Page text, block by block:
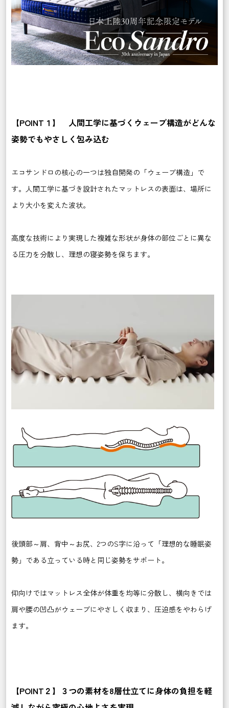
【POINT１】
人間工学に基づくウェーブ構造がどんな
姿勢でもやさしく包み込む
エコサンドロの核心の一つは独自開発の「ウェーブ構造」で
す。人間工学に基づき設計されたマットレスの表面は、場所に
より大小を変えた波状。
高度な技術により実現した複雑な形状が身体の部位ごとに異な
る圧力を分散し、理想の寝姿勢を保ちます。
後頭部～肩、背中～お尻、2つのS字に沿って「理想的な睡眠姿
勢」である立っている時と同じ姿勢をサポート。
仰向けではマットレス全体が体重を均等に分散し、横向きでは
肩や腰の凹凸がウェーブにやさしく収まり、圧迫感をやわらげ
ます。
【POINT２】３つの素材を8層仕立てに身体の負担を軽